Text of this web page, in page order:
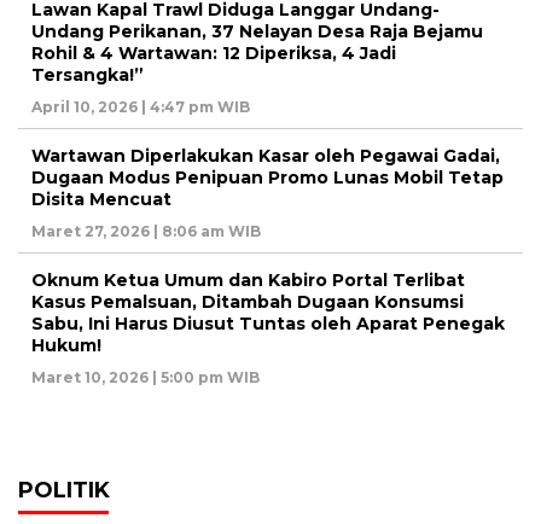
Lawan Kapal Trawl Diduga Langgar Undang-
Undang Perikanan, 37 Nelayan Desa Raja Bejamu
Rohil & 4 Wartawan: 12 Diperiksa, 4 Jadi
Tersangka!”
April 10, 2026 | 4:47 pm WIB
Wartawan Diperlakukan Kasar oleh Pegawai Gadai,
Dugaan Modus Penipuan Promo Lunas Mobil Tetap
Disita Mencuat
Maret 27, 2026 | 8:06 am WIB
Oknum Ketua Umum dan Kabiro Portal Terlibat
Kasus Pemalsuan, Ditambah Dugaan Konsumsi
Sabu, Ini Harus Diusut Tuntas oleh Aparat Penegak
Hukum!
Maret 10, 2026 | 5:00 pm WIB
POLITIK